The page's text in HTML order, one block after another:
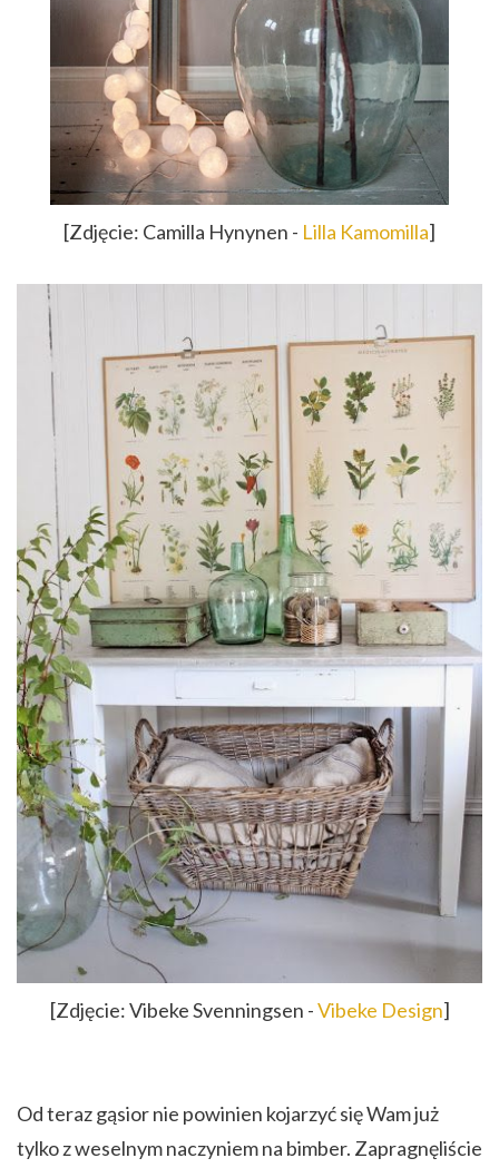
[Zdjęcie: Camilla Hynynen - Lilla Kamomilla]
[Zdjęcie: Vibeke Svenningsen -Vibeke Design]
Od teraz gąsior nie powinien kojarzyć się Wam już
tylko z weselnym naczyniem na bimber. Zapragnęliście